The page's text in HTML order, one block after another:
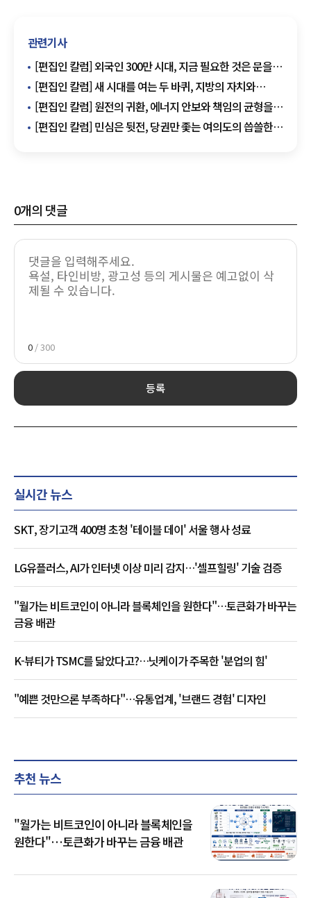
관련기사
[편집인 칼럼] 외국인 300만 시대, 지금 필요한 것은 문을
여는 용기가 아니라 함께 살아갈 지혜다
[편집인 칼럼] 새 시대를 여는 두 바퀴, 지방의 자치와
내각의 협치
[편집인 칼럼] 원전의 귀환, 에너지 안보와 책임의 균형을
세울 때다
[편집인 칼럼] 민심은 뒷전, 당권만 좇는 여의도의 씁쓸한
0개의 댓글
0 / 300
등록
실시간 뉴스
SKT, 장기고객 400명 초청 '테이블 데이' 서울 행사 성료
LG유플러스, AI가 인터넷 이상 미리 감지…'셀프힐링' 기술 검증
"월가는 비트코인이 아니라 블록체인을 원한다"…토큰화가 바꾸는
금융 배관
K-뷰티가 TSMC를 닮았다고?…닛케이가 주목한 '분업의 힘'
"예쁜 것만으론 부족하다"…유통업계, '브랜드 경험' 디자인
추천 뉴스
"월가는 비트코인이 아니라 블록체인을
원한다"…토큰화가 바꾸는 금융 배관